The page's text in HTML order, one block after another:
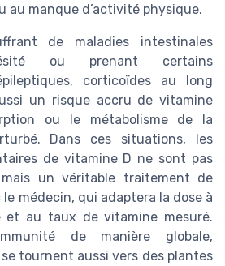
au manque d’activité physique.
de maladies intestinales
ou prenant certains
corticoïdes au long
un risque accru de vitamine
ou le métabolisme de la
Dans ces situations, les
de vitamine D ne sont pas
un véritable traitement de
médecin, qui adaptera la dose à
et au taux de vitamine mesuré.
de manière globale,
tournent aussi vers des plantes